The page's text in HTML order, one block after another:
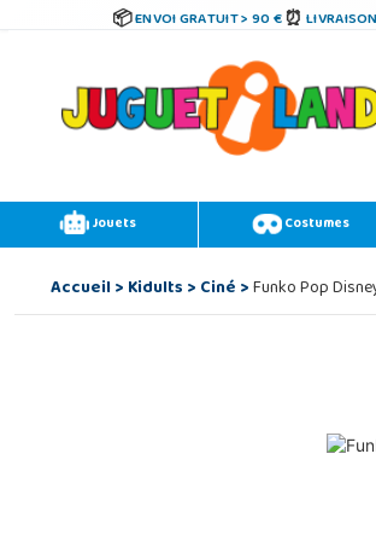
ENVOI GRATUIT > 90 €
Jouets Costumes
Accueil>Kidults>Ciné>Funko Pop